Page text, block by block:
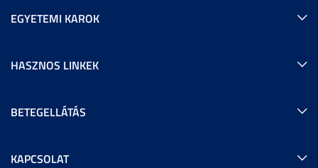
EGYETEMI KAROK
HASZNOS LINKEK
BETEGELLÁTÁS
KAPCSOLAT